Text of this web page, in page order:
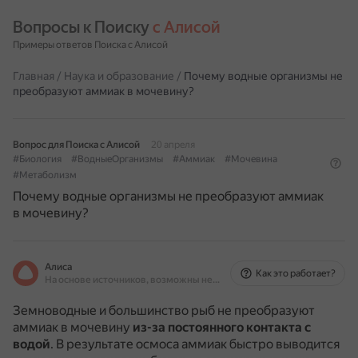
Вопросы к Поиску с Алисой
Примеры ответов Поиска с Алисой
Главная / Наука и образование / Почему водные организмы не
преобразуют аммиак в мочевину?
Вопрос для Поиска с Алисой
20 апреля
#Биология
#ВодныеОрганизмы #Аммиак
#Мочевина
#Метаболизм
Почему водные организмы не преобразуют аммиак
в мочевину?
Алиса
На основе источников, возможны неточности
Как это работает?
Земноводные и большинство рыб не преобразуют
аммиак в мочевину из-за постоянного контакта с
водой. В результате осмоса аммиак быстро выводится